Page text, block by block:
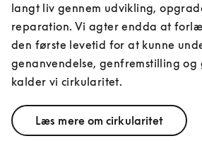
langt liv gennem udvikling,
reparation. Vi agter endda at
den første levetid for at kunne
genanvendelse, genfremstilling og
kalder vi cirkularitet.
Læs mere om cirkularitet